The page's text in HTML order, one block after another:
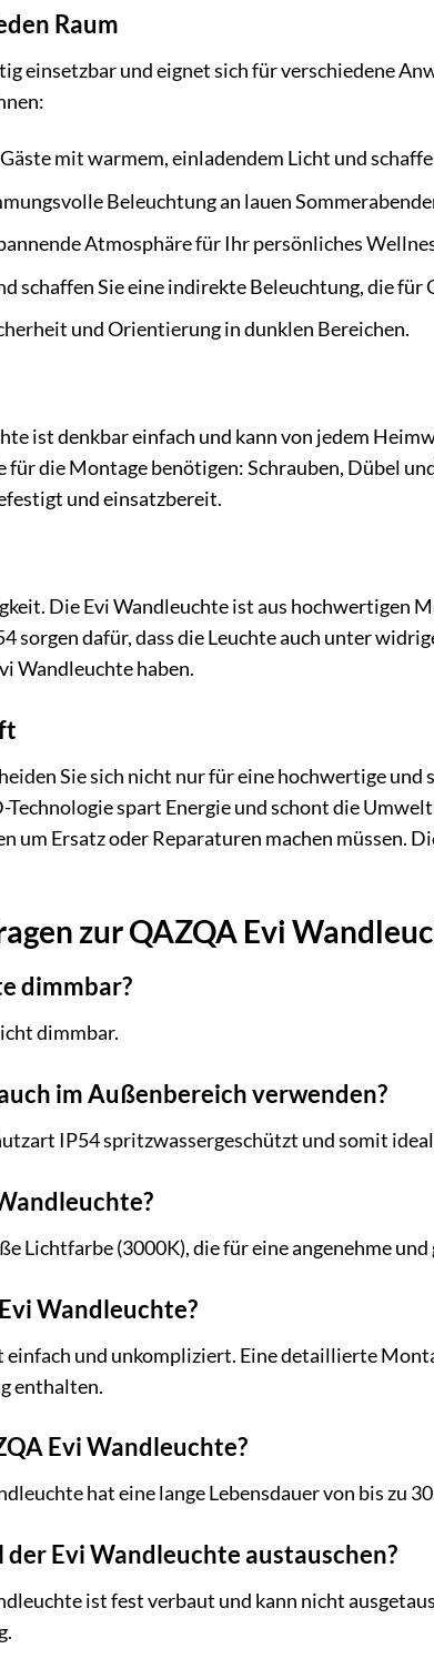
Raum
einsetzbar und eignet sich für verschiedene
mit warmem, einladendem Licht und
Beleuchtung an lauen
Atmosphäre für Ihr persönliches
schaffen Sie eine indirekte Beleuchtung, die
und Orientierung in dunklen Bereichen.
ist denkbar einfach und kann von jedem
für die Montage benötigen: Schrauben, Dübel
und einsatzbereit.
Die Evi Wandleuchte ist aus hochwertigen
sorgen dafür, dass die Leuchte auch unter
Wandleuchte haben.
Sie sich nicht nur für eine hochwertige
spart Energie und schont die
um Ersatz oder Reparaturen machen
zur QAZQA Evi
dimmbar?
dimmbar.
im Außenbereich verwenden?
IP54 spritzwassergeschützt und somit
Lichtfarbe (3000K), die für eine angenehme
Wandleuchte?
und unkompliziert. Eine detaillierte
enthalten.
Evi Wandleuchte?
hat eine lange Lebensdauer von bis zu
Evi Wandleuchte austauschen?
ist fest verbaut und kann nicht